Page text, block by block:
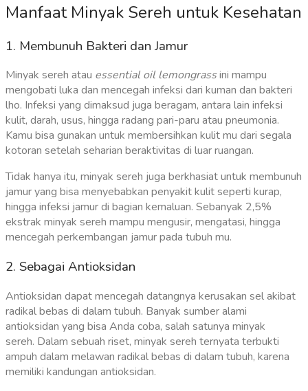
Manfaat Minyak Sereh untuk Kesehatan
1. Membunuh Bakteri dan Jamur
Minyak sereh atau essential oil lemongrassini mampu
mengobati luka dan mencegah infeksi dari kuman dan bakteri
lho. Infeksi yang dimaksud juga beragam, antara lain infeksi
kulit, darah, usus, hingga radang pari-paru atau pneumonia.
Kamu bisa gunakan untuk membersihkan kulit mu dari segala
kotoran setelah seharian beraktivitas di luar ruangan.
Tidak hanya itu, minyak sereh juga berkhasiat untuk membunuh
jamur yang bisa menyebabkan penyakit kulit seperti kurap,
hingga infeksi jamur di bagian kemaluan. Sebanyak 2,5%
ekstrak minyak sereh mampu mengusir, mengatasi, hingga
mencegah perkembangan jamur pada tubuh mu.
2. Sebagai Antioksidan
Antioksidan dapat mencegah datangnya kerusakan sel akibat
radikal bebas di dalam tubuh. Banyak sumber alami
antioksidan yang bisa Anda coba, salah satunya minyak
sereh. Dalam sebuah riset, minyak sereh ternyata terbukti
ampuh dalam melawan radikal bebas di dalam tubuh, karena
memiliki kandungan antioksidan.